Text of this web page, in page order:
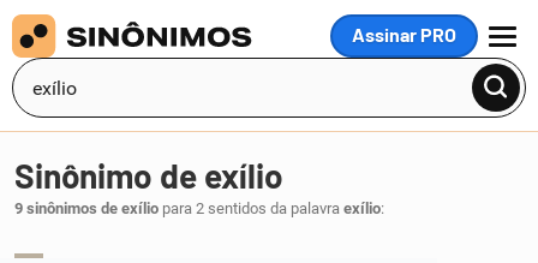
Assinar PRO
MENU
Sinônimo de exílio
9 sinônimos de exílio para 2 sentidos da palavra exílio: